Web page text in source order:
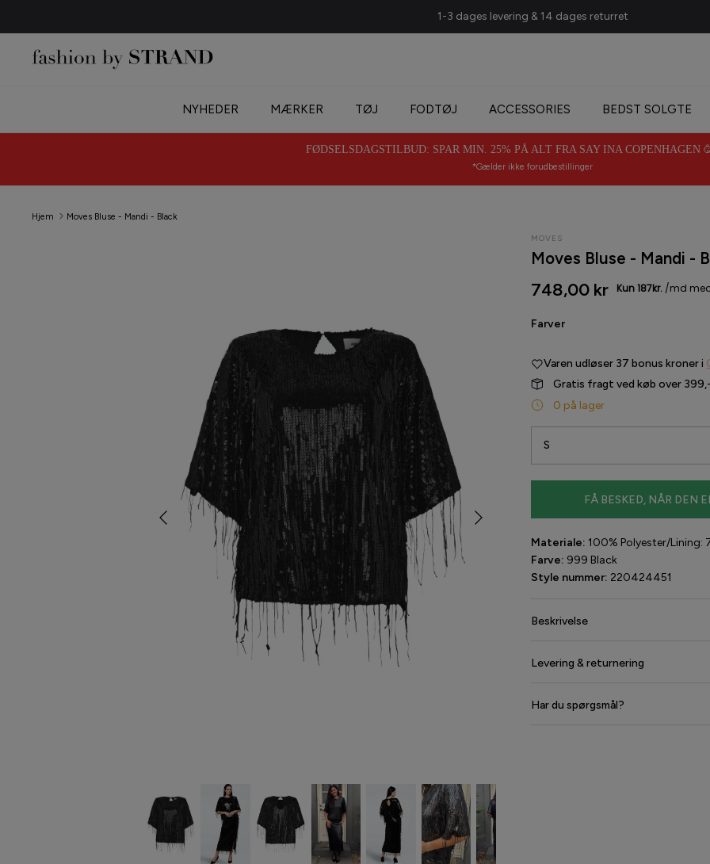
NYHEDER MÆRKER TØJ FODTØJ ACCESSORIES BEDST SOLGTE
FØDSELSDAGSTILBUD: SPAR MIN. 25% PÅ ALT FRA SAY INA COPENHAGEN
*Gælder ikke forudbestillinger
Hjem Moves Bluse - Mandi - Black
MOVES
Moves Bluse - Mandi -
748,00 kr
Farver
Varen udløser 37 bonus kroner i
Gratis fragt ved køb over 399,-
0 på lager
S
FÅ BESKED, NÅR DEN
Materiale: 100% Polyester/Lining:
Farve: 999 Black
Style nummer: 220424451
Beskrivelse
Levering & returnering
Har du spørgsmål?